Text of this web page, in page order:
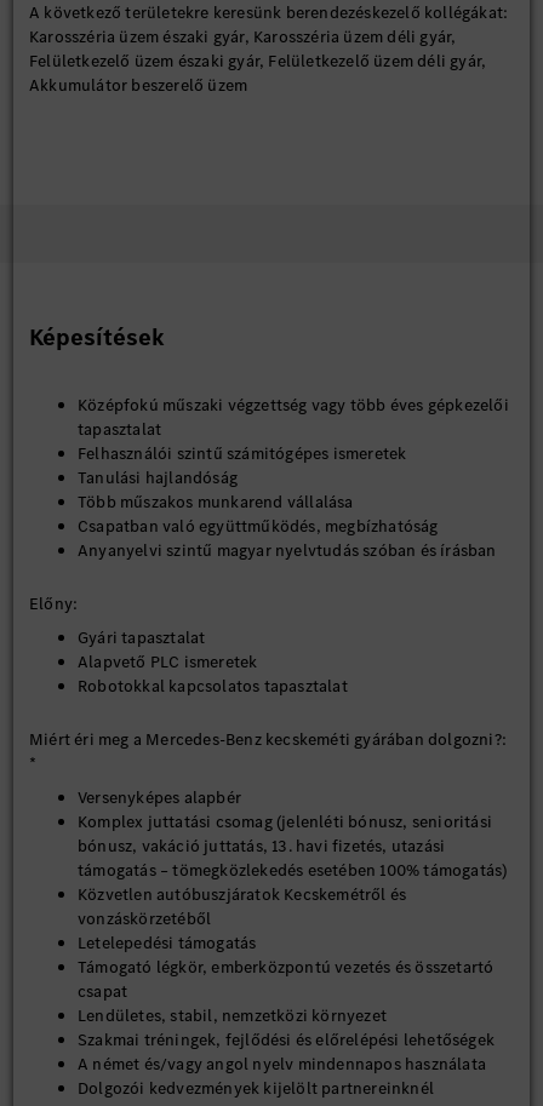
A következő területekre keresünk berendezéskezelő kollégákat:
Karosszéria üzem északi gyár, Karosszéria üzem déli gyár,
Felületkezelő üzem északi gyár, Felületkezelő üzem déli gyár,
Akkumulátor beszerelő üzem
Képesítések
Középfokú műszaki végzettség vagy több éves gépkezelői
tapasztalat
Felhasználói szintű számitógépes ismeretek
Tanulási hajlandóság
Több műszakos munkarend vállalása
Csapatban való együttműködés, megbízhatóság
Anyanyelvi szintű magyar nyelvtudás szóban és írásban
Előny:
Gyári tapasztalat
Alapvető PLC ismeretek
Robotokkal kapcsolatos tapasztalat
Miért éri meg a Mercedes-Benz kecskeméti gyárában dolgozni?:
*
Versenyképes alapbér
Komplex juttatási csomag (jelenléti bónusz, senioritási
bónusz, vakáció juttatás, 13. havi fizetés, utazási
támogatás – tömegközlekedés esetében 100% támogatás)
Közvetlen autóbuszjáratok Kecskemétről és
vonzáskörzetéből
Letelepedési támogatás
Támogató légkör, emberközpontú vezetés és összetartó
csapat
Lendületes, stabil, nemzetközi környezet
Szakmai tréningek, fejlődési és előrelépési lehetőségek
A német és/vagy angol nyelv mindennapos használata
Dolgozói kedvezmények kijelölt partnereinknél